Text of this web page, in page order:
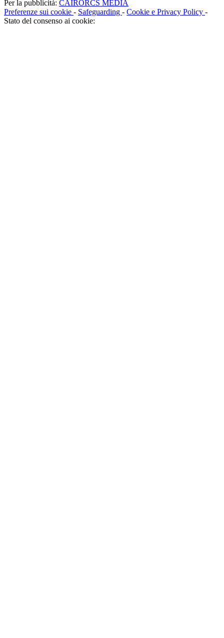
Per la pubblicità: CAIRORCS MEDIA
Preferenze sui cookie - Safeguarding - Cookie e Privacy Policy -
Stato del consenso ai cookie: